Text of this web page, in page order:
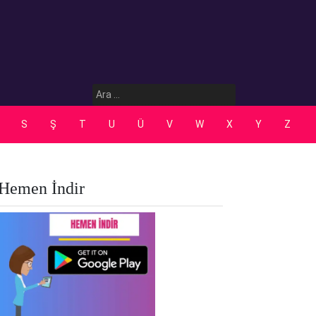
Arama:
S Ş T U Ü V W X Y Z
İndir